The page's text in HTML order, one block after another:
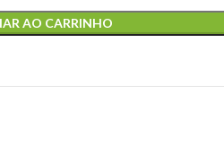
AO CARRINHO